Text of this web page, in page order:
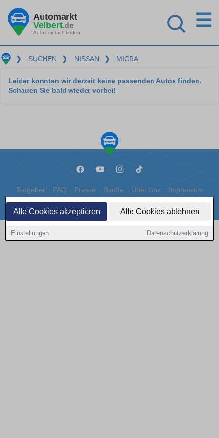
Alle Cookies akzeptieren Alle Cookies ablehnen
Einstellungen Datenschutzerklärung
Automarkt
Velbert.de
Autos einfach finden
☰
❯ SUCHEN ❯ NISSAN ❯ MICRA
Leider konnten wir derzeit keine passenden Autos finden.
Schauen Sie bald wieder vorbei!
Ratgeber FAQ Presse Städte Über Uns Impressum
Datenschutz Cookies
Copyright © 2000 - 2026 | 1A Infosysteme GmbH | Content by: 1a-sites-autos